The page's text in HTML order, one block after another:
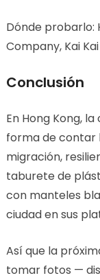
Dónde probarlo:
Company, Kai
Conclusión
En Hong Kong,
forma de contar
migración,
taburete de
con manteles
ciudad en sus
Así que la
tomar fotos —